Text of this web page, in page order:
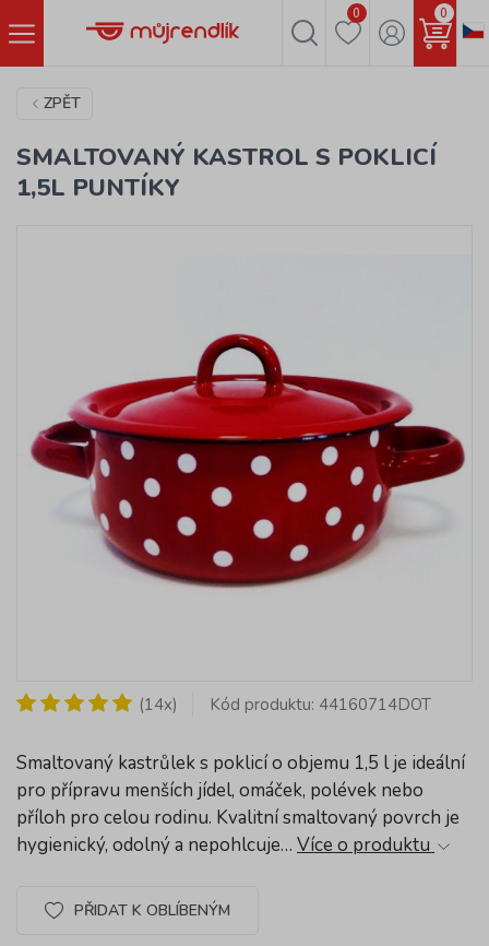
0 0
ZPĚT
SMALTOVANÝ KASTROL S POKLICÍ
1,5L PUNTÍKY
(14x) Kód produktu: 44160714DOT
Smaltovaný kastrůlek s poklicí o objemu 1,5 l je ideální
pro přípravu menších jídel, omáček, polévek nebo
příloh pro celou rodinu. Kvalitní smaltovaný povrch je
hygienický, odolný a nepohlcuje… Více o produktu
PŘIDAT K OBLÍBENÝM